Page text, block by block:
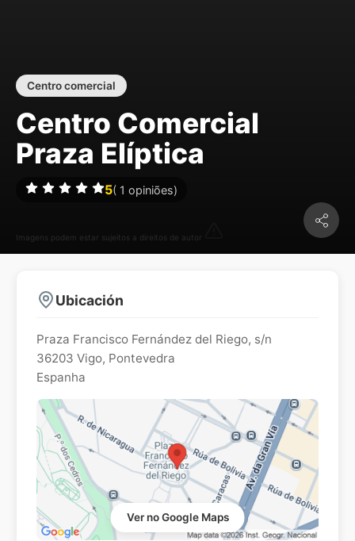
Imagens podem estar sujeitos a direitos de autor
Centro comercial
Centro Comercial
Praza Elíptica
5( 1 opiniões)
Ubicación
Praza Francisco Fernández del Riego, s/n
36203 Vigo, Pontevedra
Espanha
Ver no Google Maps